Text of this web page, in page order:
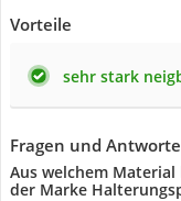
Vorteile
sehr stark
Fragen und
Aus welchem
der Marke